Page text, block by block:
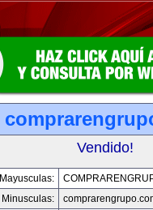
Vendido!
Mayusculas:
Minusculas: